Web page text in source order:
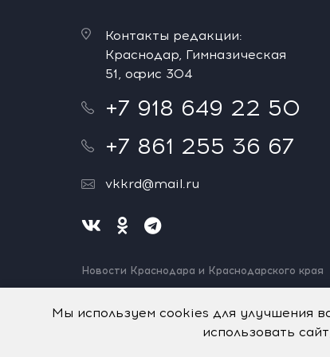
Контакты редакции:
Краснодар, Гимназическая
51, офис 304
+7 918 649 22 50
+7 861 255 36 67
vkkrd@mail.ru
Новости Краснодара и Краснодарского края
Нашли ошибку? Выделите и нажмите
Мы используем cookies для улучшения
использовать